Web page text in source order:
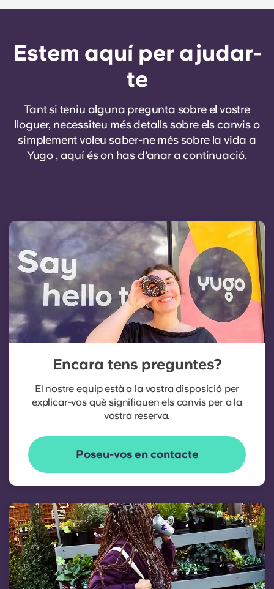
Estem aquí per ajudar-
te
Tant si teniu alguna pregunta sobre el vostre
lloguer, necessiteu més detalls sobre els canvis o
simplement voleu saber-ne més sobre la vida a
Yugo , aquí és on has d'anar a continuació.
Encara tens preguntes?
El nostre equip està a la vostra disposició per
explicar-vos què signifiquen els canvis per a la
vostra reserva.
Poseu-vos en contacte